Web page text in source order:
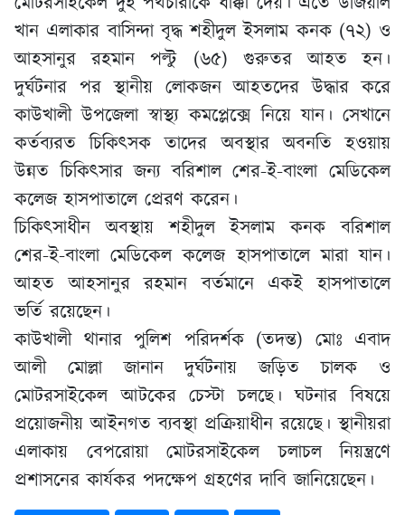
খান এলাকার বাসিন্দা বৃদ্ধ শহীদুল ইসলাম কনক (৭২) ও
আহসানুর রহমান পল্টু (৬৫) গুরুতর আহত হন।
দুর্ঘটনার পর স্থানীয় লোকজন আহতদের উদ্ধার করে
কাউখালী উপজেলা স্বাস্থ্য কমপ্লেক্সে নিয়ে যান। সেখানে
কর্তব্যরত চিকিৎসক তাদের অবস্থার অবনতি হওয়ায়
উন্নত চিকিৎসার জন্য বরিশাল শের-ই-বাংলা মেডিকেল
কলেজ হাসপাতালে প্রেরণ করেন।
চিকিৎসাধীন অবস্থায় শহীদুল ইসলাম কনক বরিশাল
শের-ই-বাংলা মেডিকেল কলেজ হাসপাতালে মারা যান।
আহত আহসানুর রহমান বর্তমানে একই হাসপাতালে
ভর্তি রয়েছেন।
কাউখালী থানার পুলিশ পরিদর্শক (তদন্ত) মোঃ এবাদ
আলী মোল্লা জানান দুর্ঘটনায় জড়িত চালক ও
মোটরসাইকেল আটকের চেস্টা চলছে। ঘটনার বিষয়ে
প্রয়োজনীয় আইনগত ব্যবস্থা প্রক্রিয়াধীন রয়েছে। স্থানীয়রা
এলাকায় বেপরোয়া মোটরসাইকেল চলাচল নিয়ন্ত্রণে
প্রশাসনের কার্যকর পদক্ষেপ গ্রহণের দাবি জানিয়েছেন।